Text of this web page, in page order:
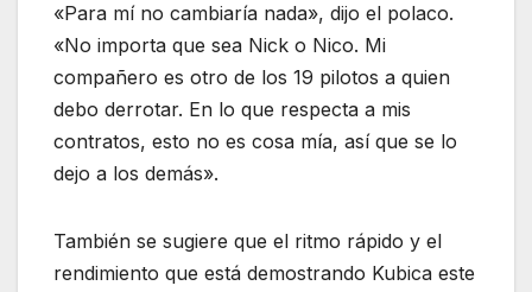
«Para mí no cambiaría nada», dijo el polaco.
«No importa que sea Nick o Nico. Mi
compañero es otro de los 19 pilotos a quien
debo derrotar. En lo que respecta a mis
contratos, esto no es cosa mía, así que se lo
dejo a los demás».
También se sugiere que el ritmo rápido y el
rendimiento que está demostrando Kubica este